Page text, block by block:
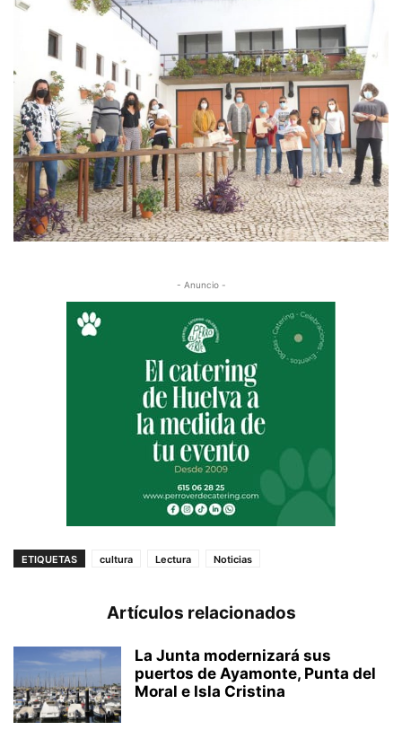
- Anuncio -
ETIQUETAS cultura Lectura Noticias
Artículos relacionados
La Junta modernizará sus
puertos de Ayamonte, Punta del
Moral e Isla Cristina